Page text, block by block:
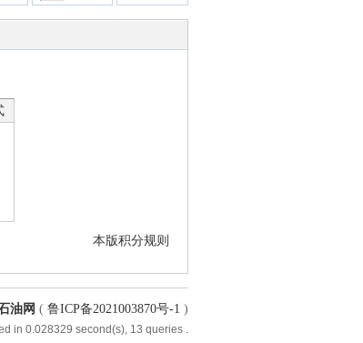
本版积分规则
油网 ( 鲁ICP备2021003870号-1 )
in 0.028329 second(s), 13 queries .